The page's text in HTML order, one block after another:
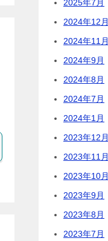
2025年7月
2024年12月
2024年11月
2024年9月
2024年8月
2024年7月
2024年1月
2023年12月
2023年11月
2023年10月
2023年9月
2023年8月
2023年7月